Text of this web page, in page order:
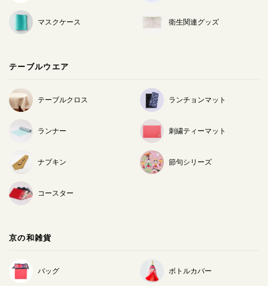
マスクケース 衛生関連グッズ
テーブルウエア
テーブルクロス ランチョンマット
ランナー 刺繍ティーマット
ナプキン 節句シリーズ
コースター
京の和雑貨
バッグ ボトルカバー